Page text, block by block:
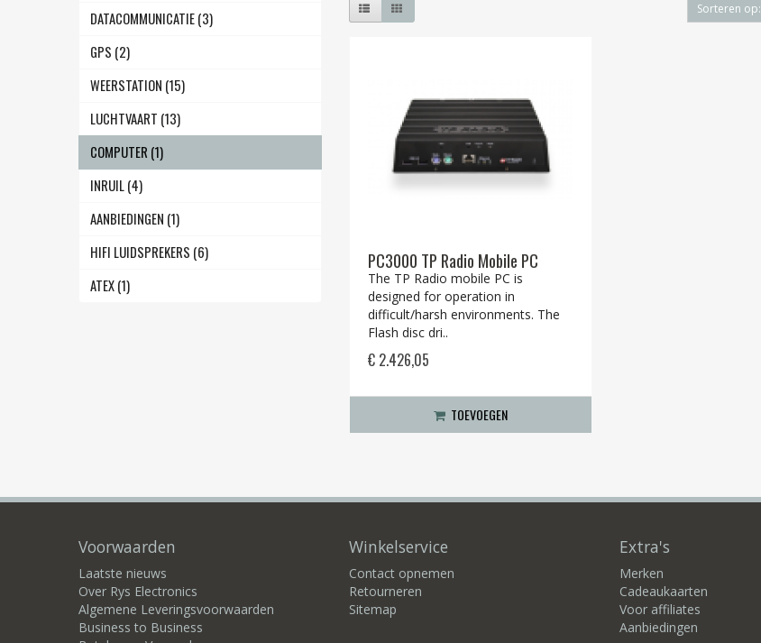
DATACOMMUNICATIE (3)
GPS (2)
WEERSTATION (15)
LUCHTVAART (13)
COMPUTER (1)
INRUIL (4)
AANBIEDINGEN (1)
HIFI LUIDSPREKERS (6)
ATEX (1)
Sorteren op:
PC3000 TP Radio Mobile PC
The TP Radio mobile PC is
designed for operation in
difficult/harsh environments. The
Flash disc dri..
€ 2.426,05
TOEVOEGEN
Voorwaarden
Laatste nieuws
Over Rys Electronics
Algemene Leveringsvoorwaarden
Business to Business
Winkelservice
Contact opnemen
Retourneren
Sitemap
Extra's
Merken
Cadeaukaarten
Voor affiliates
Aanbiedingen